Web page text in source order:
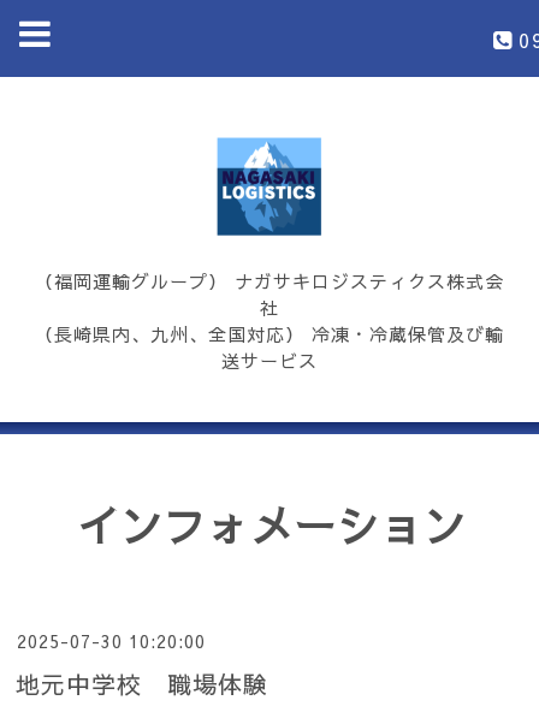
（福岡運輸グループ） ナガサキロジスティクス株式会
社
（長崎県内、九州、全国対応） 冷凍・冷蔵保管及び輸
送サービス
インフォメーション
2025-07-30 10:20:00
地元中学校 職場体験